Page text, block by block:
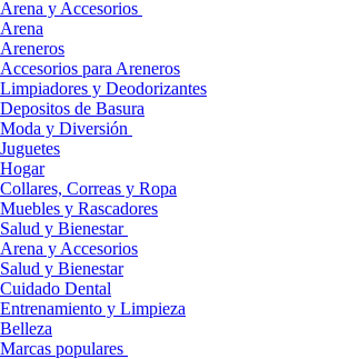
Arena y Accesorios
Arena
Areneros
Accesorios para Areneros
Limpiadores y Deodorizantes
Depositos de Basura
Moda y Diversión
Juguetes
Hogar
Collares, Correas y Ropa
Muebles y Rascadores
Salud y Bienestar
Arena y Accesorios
Salud y Bienestar
Cuidado Dental
Entrenamiento y Limpieza
Belleza
Marcas populares